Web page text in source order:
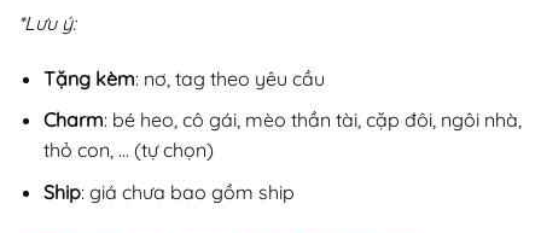
*Lưu ý:
Tặng kèm: nơ, tag theo yêu cầu
Charm: bé heo, cô gái, mèo thần tài, cặp đôi, ngôi nhà,
thỏ con, … (tự chọn)
Ship: giá chưa bao gồm ship